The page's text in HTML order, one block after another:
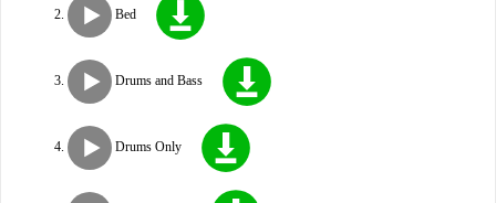
Bed
Drums and Bass
Drums Only